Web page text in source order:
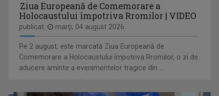
IA ȘI CITEȘTE
Ziua Europeană de Comemorare a
Holocaustului împotriva Rromilor | VIDEO
publicat: marţi, 04 august 2026
Pe 2 august, este marcată Ziua Europeană de
Comemorare a Holocaustului împotriva Rromilor, o zi de
aducere aminte a evenimentelor tragice din ...